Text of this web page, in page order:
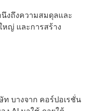
งถึงความสมดุลและ
หญ่ และการสร้าง
บางจาก คอร์ปอเรชั่น